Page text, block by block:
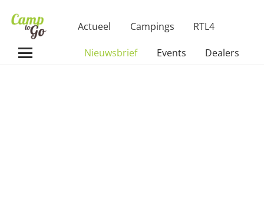
Actueel Campings RTL4
Nieuwsbrief Events Dealers